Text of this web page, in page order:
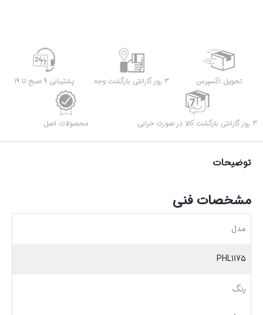
تحویل اکسپرس 3 روز گارانتی بازگشت وجه پشتیبانی 9 صبح تا 19
3 روز گارانتی بازگشت کالا در صورت خرابی محصولات اصل
توضیحات
مشخصات فنی
مدل
PHL1175
رنگ